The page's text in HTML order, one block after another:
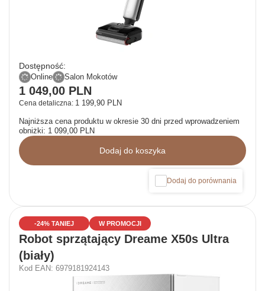
Dostępność:
Online Salon Mokotów
Cena detaliczna: 1 199,90 PLN
1 049,00 PLN
Najniższa cena produktu w okresie 30 dni przed wprowadzeniem
obniżki: 1 099,00 PLN
Dodaj do koszyka
Dodaj do porównania
W PROMOCJI
-24% TANIEJ
Robot sprzątający Dreame X50s Ultra
(biały)
Kod EAN: 6979181924143